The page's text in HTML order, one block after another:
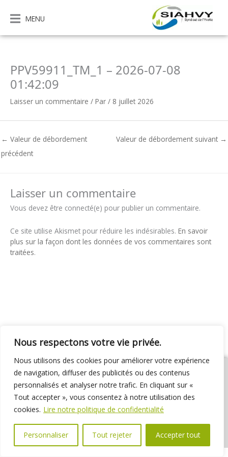
Nous respectons votre vie privée.
Nous utilisons des cookies pour améliorer votre expérience
de navigation, diffuser des publicités ou des contenus
personnalisés et analyser notre trafic. En cliquant sur «
Tout accepter », vous consentez à notre utilisation des
cookies. Lire notre politique de confidentialité
Personnaliser Tout rejeter Accepter tout
contenu
MENU
PPV59911_TM_1 – 2026-07-08
01:42:09
Laisser un commentaire / Par / 8 juillet 2026
← Valeur de débordement
précédent
Valeur de débordement suivant →
Laisser un commentaire
Vous devez être connecté(e) pour publier un commentaire.
Ce site utilise Akismet pour réduire les indésirables. En savoir
plus sur la façon dont les données de vos commentaires sont
traitées.
01 69 31 72 10 01 69 31 37 31
Nous contacter
Espace élus
Marchés publics Délibérations